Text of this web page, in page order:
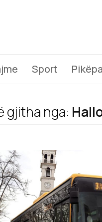
Sport
gjitha nga: